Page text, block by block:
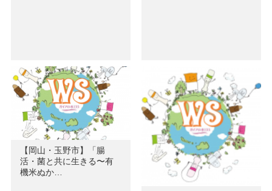
【岡山・玉野市】「腸
活・菌と共に生きる〜有
機米ぬか…